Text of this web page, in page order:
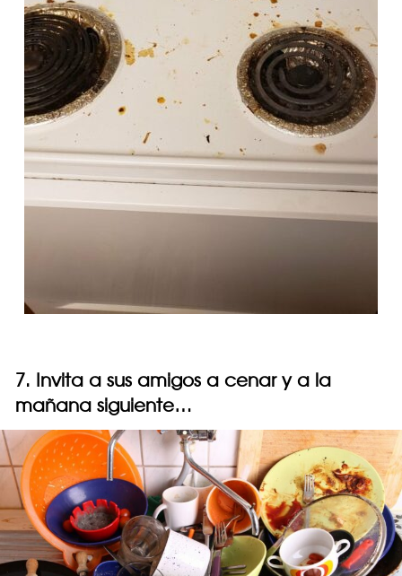
7. Invita a sus amigos a cenar y a la
mañana siguiente…